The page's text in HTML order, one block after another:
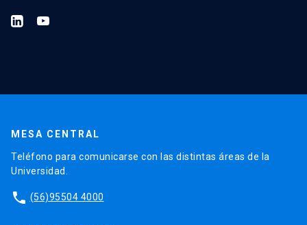
MESA CENTRAL
Teléfono para comunicarse con las distintas áreas de la
Universidad.
phone (56)95504 4000